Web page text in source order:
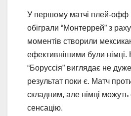
У першому матчі плей-офф
обіграли “Монтеррей” з
моментів створили
ефективнішими були німці.
“Боруссія” виглядає не
результат поки є. Матч
складним, але німці можуть
сенсацію.